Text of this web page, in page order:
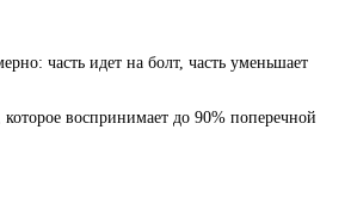
часть идет на болт, часть уменьшает
воспринимает до 90% поперечной